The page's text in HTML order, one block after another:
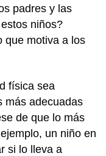
padres y las
niños?
que motiva a los
física sea
más adecuadas
de que lo más
un niño en
si lo lleva a